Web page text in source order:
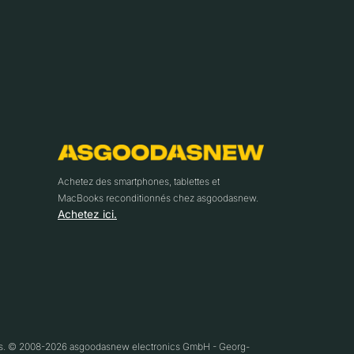
Achetez des smartphones, tablettes et
MacBooks reconditionnés chez asgoodasnew.
Achetez ici.
© 2008-2026 asgoodasnew electronics GmbH - Georg-